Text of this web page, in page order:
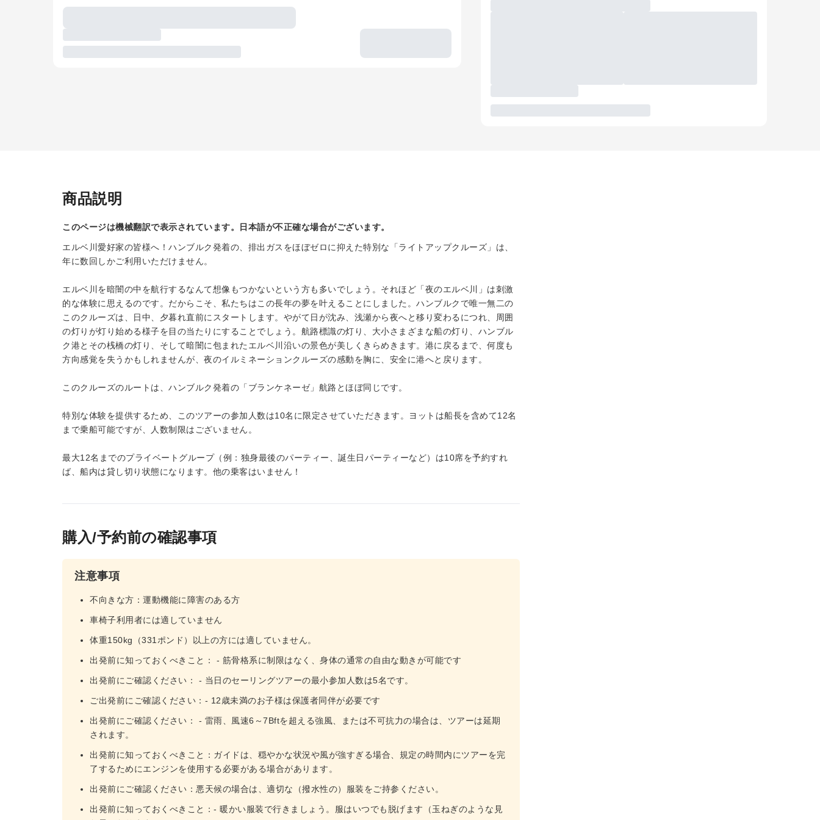
商品説明
このページは機械翻訳で表示されています。日本語が不正確な場合がございます。
エルベ川愛好家の皆様へ！ハンブルク発着の、排出ガスをほぼゼロに抑えた特別な「ライトアップクルーズ」は、
年に数回しかご利用いただけません。
エルベ川を暗闇の中を航行するなんて想像もつかないという方も多いでしょう。それほど「夜のエルベ川」は刺激
的な体験に思えるのです。だからこそ、私たちはこの長年の夢を叶えることにしました。ハンブルクで唯一無二の
このクルーズは、日中、夕暮れ直前にスタートします。やがて日が沈み、浅瀬から夜へと移り変わるにつれ、周囲
の灯りが灯り始める様子を目の当たりにすることでしょう。航路標識の灯り、大小さまざまな船の灯り、ハンブル
ク港とその桟橋の灯り、そして暗闇に包まれたエルベ川沿いの景色が美しくきらめきます。港に戻るまで、何度も
方向感覚を失うかもしれませんが、夜のイルミネーションクルーズの感動を胸に、安全に港へと戻ります。
このクルーズのルートは、ハンブルク発着の「ブランケネーゼ」航路とほぼ同じです。
特別な体験を提供するため、このツアーの参加人数は10名に限定させていただきます。ヨットは船長を含めて12名
まで乗船可能ですが、人数制限はございません。
最大12名までのプライベートグループ（例：独身最後のパーティー、誕生日パーティーなど）は10席を予約すれ
ば、船内は貸し切り状態になります。他の乗客はいません！
購入/予約前の確認事項
注意事項
不向きな方：運動機能に障害のある方
車椅子利用者には適していません
体重150kg（331ポンド）以上の方には適していません。
出発前に知っておくべきこと： - 筋骨格系に制限はなく、身体の通常の自由な動きが可能です
出発前にご確認ください： - 当日のセーリングツアーの最小参加人数は5名です。
ご出発前にご確認ください：- 12歳未満のお子様は保護者同伴が必要です
出発前にご確認ください： - 雷雨、風速6～7Bftを超える強風、または不可抗力の場合は、ツアーは延期
されます。
出発前に知っておくべきこと：ガイドは、穏やかな状況や風が強すぎる場合、規定の時間内にツアーを完
了するためにエンジンを使用する必要がある場合があります。
出発前にご確認ください：悪天候の場合は、適切な（撥水性の）服装をご持参ください。
出発前に知っておくべきこと：- 暖かい服装で行きましょう。服はいつでも脱げます（玉ねぎのような見